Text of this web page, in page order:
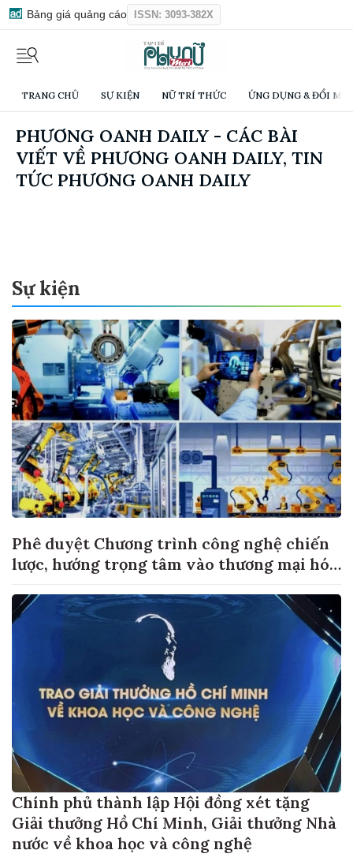
Bảng giá quảng cáo ISSN: 3093-382X
TRANG CHỦ SỰ KIỆN NỮ TRÍ THỨC ỨNG DỤNG & ĐỔI
PHƯƠNG OANH DAILY - CÁC BÀI
VIẾT VỀ PHƯƠNG OANH DAILY, TIN
TỨC PHƯƠNG OANH DAILY
Sự kiện
Phê duyệt Chương trình công nghệ chiến
lược, hướng trọng tâm vào thương mại hóa
Chính phủ thành lập Hội đồng xét tặng
Giải thưởng Hồ Chí Minh, Giải thưởng Nhà
nước về khoa học và công nghệ